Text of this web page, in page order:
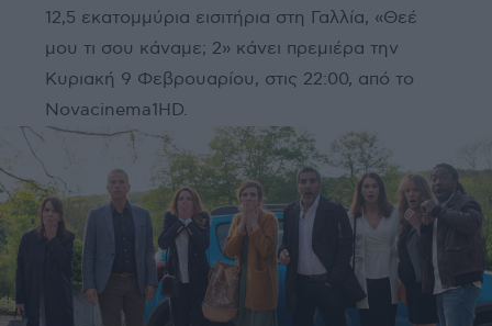
12,5 εκατομμύρια εισιτήρια στη Γαλλία, «Θεέ
μου τι σου κάναμε; 2» κάνει πρεμιέρα την
Κυριακή 9 Φεβρουαρίου, στις 22:00, από το
Novacinema1HD.